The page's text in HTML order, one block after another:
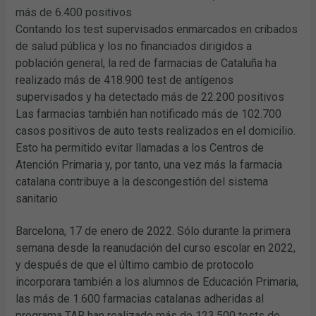
más de 6.400 positivos
Contando los test supervisados enmarcados en cribados
de salud pública y los no financiados dirigidos a
población general, la red de farmacias de Cataluña ha
realizado más de 418.900 test de antígenos
supervisados y ha detectado más de 22.200 positivos
Las farmacias también han notificado más de 102.700
casos positivos de auto tests realizados en el domicilio.
Esto ha permitido evitar llamadas a los Centros de
Atención Primaria y, por tanto, una vez más la farmacia
catalana contribuye a la descongestión del sistema
sanitario
Barcelona, 17 de enero de 2022. Sólo durante la primera
semana desde la reanudación del curso escolar en 2022,
y después de que el último cambio de protocolo
incorporara también a los alumnos de Educación Primaria,
las más de 1.600 farmacias catalanas adheridas al